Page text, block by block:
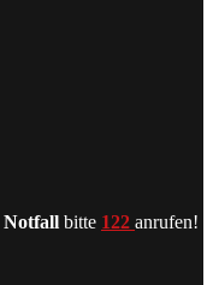
Notfall bitte 122 anrufen!